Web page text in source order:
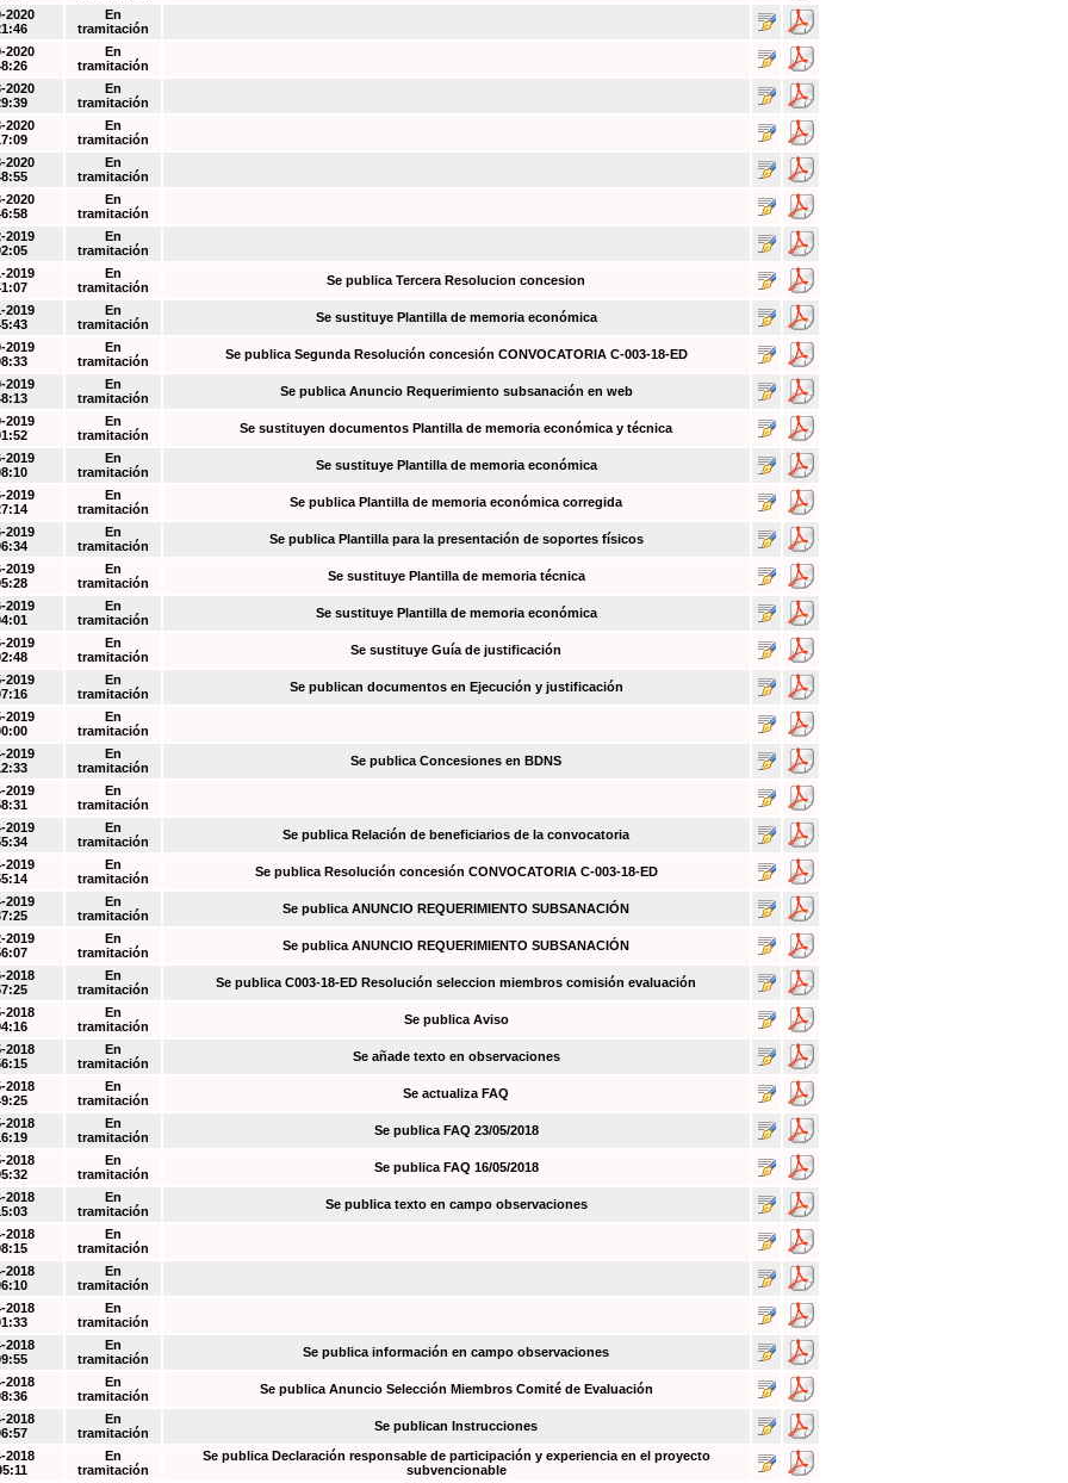
2020
En
tramitación
2020
En
tramitación
2020
En
tramitación
2020
En
tramitación
2020
En
tramitación
2020
En
tramitación
2019
En
tramitación
2019
En
tramitación
Se publica Tercera Resolucion concesion
2019
En
tramitación
Se sustituye Plantilla de memoria económica
2019
En
tramitación
Se publica Segunda Resolución concesión CONVOCATORIA C-003-18-ED
2019
En
tramitación
Se publica Anuncio Requerimiento subsanación en web
2019
En
tramitación
Se sustituyen documentos Plantilla de memoria económica y técnica
2019
En
tramitación
Se sustituye Plantilla de memoria económica
2019
En
tramitación
Se publica Plantilla de memoria económica corregida
2019
En
tramitación
Se publica Plantilla para la presentación de soportes físicos
2019
En
tramitación
Se sustituye Plantilla de memoria técnica
2019
En
tramitación
Se sustituye Plantilla de memoria económica
2019
En
tramitación
Se sustituye Guía de justificación
2019
En
tramitación
Se publican documentos en Ejecución y justificación
2019
En
tramitación
2019
En
tramitación
Se publica Concesiones en BDNS
2019
En
tramitación
2019
En
tramitación
Se publica Relación de beneficiarios de la convocatoria
2019
En
tramitación
Se publica Resolución concesión CONVOCATORIA C-003-18-ED
2019
En
tramitación
Se publica ANUNCIO REQUERIMIENTO SUBSANACIÓN
2019
En
tramitación
Se publica ANUNCIO REQUERIMIENTO SUBSANACIÓN
2018
En
tramitación
Se publica C003-18-ED Resolución seleccion miembros comisión evaluación
2018
En
tramitación
Se publica Aviso
2018
En
tramitación
Se añade texto en observaciones
2018
En
tramitación
Se actualiza FAQ
2018
En
tramitación
Se publica FAQ 23/05/2018
2018
En
tramitación
Se publica FAQ 16/05/2018
2018
En
tramitación
Se publica texto en campo observaciones
2018
En
tramitación
2018
En
tramitación
2018
En
tramitación
2018
En
tramitación
Se publica información en campo observaciones
2018
En
tramitación
Se publica Anuncio Selección Miembros Comité de Evaluación
2018
En
tramitación
Se publican Instrucciones
2018
En
tramitación
Se publica Declaración responsable de participación y experiencia en el proyecto
subvencionable